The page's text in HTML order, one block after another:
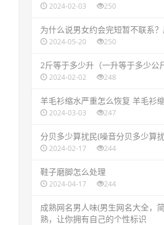
2024-02-03 250
为什么说男女约会完短暂不联系
2024-05-20 250
​2斤等于多少升（一升等于多少公
2024-02-02 248
羊毛衫缩水严重怎么恢复 羊毛衫
2024-03-03 247
分贝多少算扰民(噪音分贝多少算
2024-02-17 244
​鞋子磨脚怎么处理
2024-04-17 244
成熟网名男人味(男生网名大全，
熟，让你拥有自己的个性标识